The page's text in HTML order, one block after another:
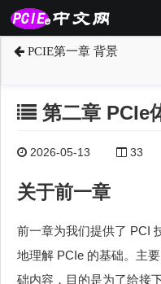
PCIE第一章 背景
第二章 PCIe
2026-05-13 33
关于前一章
前一章为我们提供了 PCI
地理解 PCIe 的基础。主
础内容，目的是为了给接